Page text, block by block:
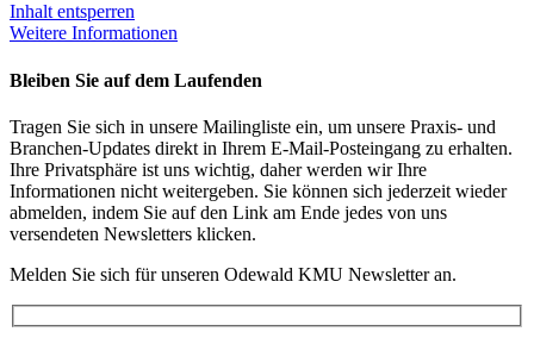
Inhalt entsperren
Weitere Informationen
Bleiben Sie auf dem Laufenden
Tragen Sie sich in unsere Mailingliste ein, um unsere Praxis- und
Branchen-Updates direkt in Ihrem E-Mail-Posteingang zu erhalten.
Ihre Privatsphäre ist uns wichtig, daher werden wir Ihre
Informationen nicht weitergeben. Sie können sich jederzeit wieder
abmelden, indem Sie auf den Link am Ende jedes von uns
versendeten Newsletters klicken.
Melden Sie sich für unseren Odewald KMU Newsletter an.